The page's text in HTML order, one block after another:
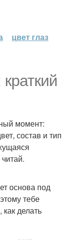
цвет глаз
момент:
состав и тип
основа под
тебе
делать